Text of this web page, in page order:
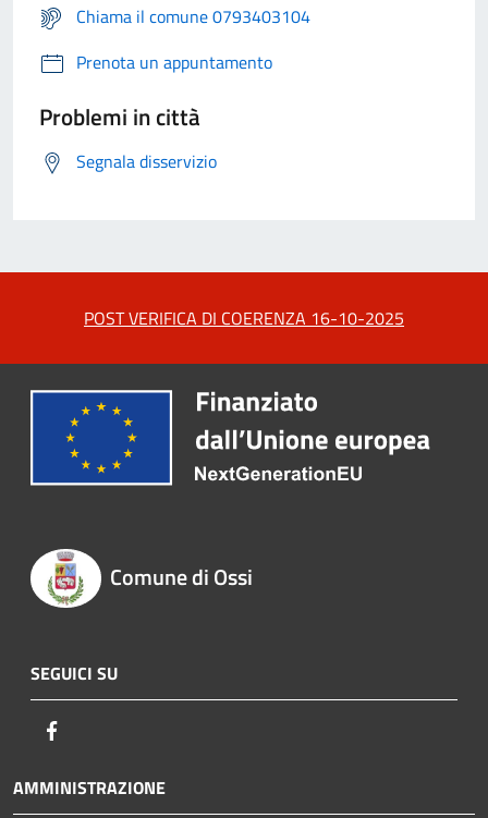
Chiama il comune 0793403104
Prenota un appuntamento
Problemi in città
Segnala disservizio
POST VERIFICA DI COERENZA 16-10-2025
Comune di Ossi
SEGUICI SU
AMMINISTRAZIONE